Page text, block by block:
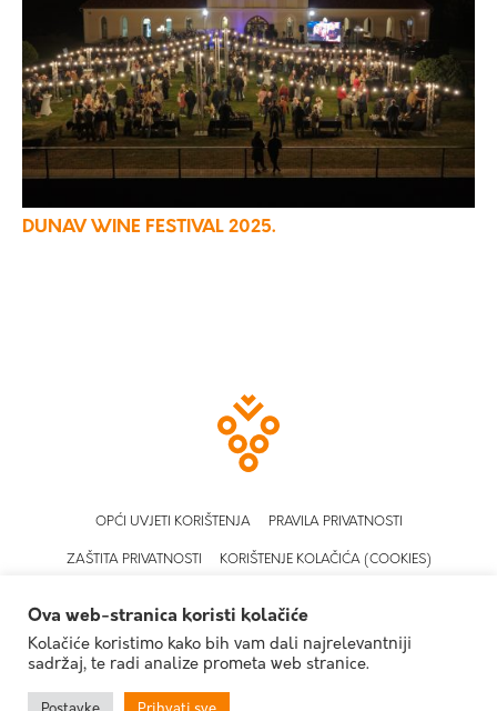
DUNAV WINE FESTIVAL 2025.
OPĆI UVJETI KORIŠTENJA PRAVILA PRIVATNOSTI
ZAŠTITA PRIVATNOSTI KORIŠTENJE KOLAČIĆA (COOKIES)
Izrada web stranica:
Ova web-stranica koristi kolačiće
Kolačiće koristimo kako bih vam dali najrelevantniji
sadržaj, te radi analize prometa web stranice.